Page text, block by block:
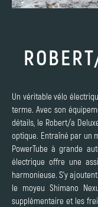
Un véritable vélo
terme. Avec son
détails, le Robert/a
optique. Entraîné par un
PowerTube à grande
électrique offre une
harmonieuse. S’y
le moyeu Shimano
supplémentaire et les